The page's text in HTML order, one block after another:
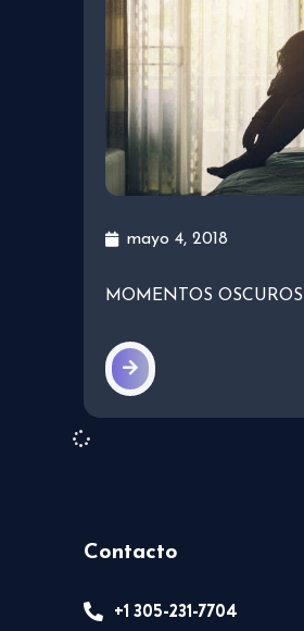
mayo 4, 2018
MOMENTOS OSCUROS
Contacto
+1 305-231-7704